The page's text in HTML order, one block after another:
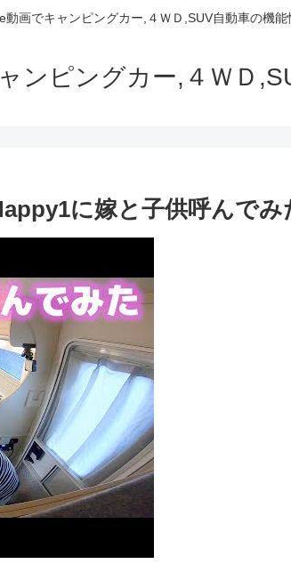
動画でキャンピングカー,４ＷＤ,SUV自動車の機
ンピングカー,４ＷＤ
に嫁と子供呼んでみ